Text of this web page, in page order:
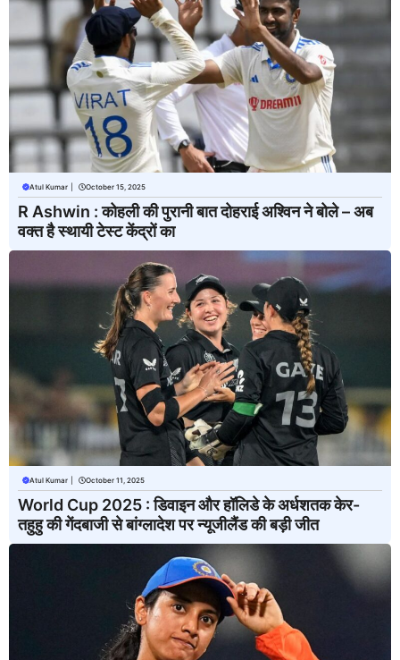
Atul Kumar October 15, 2025
R Ashwin : कोहली की पुरानी बात दोहराई अश्विन ने बोले – अब
वक्त है स्थायी टेस्ट केंद्रों का
Atul Kumar October 11, 2025
World Cup 2025 : डिवाइन और हॉलिडे के अर्धशतक केर-
तहुहु की गेंदबाजी से बांग्लादेश पर न्यूजीलैंड की बड़ी जीत